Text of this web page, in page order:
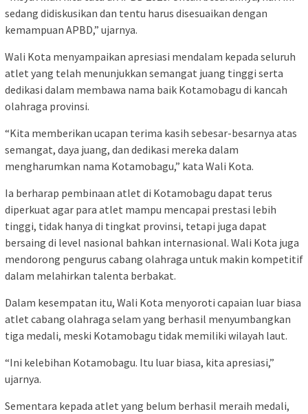
sedang didiskusikan dan tentu harus disesuaikan dengan
kemampuan APBD,” ujarnya.
Wali Kota menyampaikan apresiasi mendalam kepada seluruh
atlet yang telah menunjukkan semangat juang tinggi serta
dedikasi dalam membawa nama baik Kotamobagu di kancah
olahraga provinsi.
“Kita memberikan ucapan terima kasih sebesar-besarnya atas
semangat, daya juang, dan dedikasi mereka dalam
mengharumkan nama Kotamobagu,” kata Wali Kota.
Ia berharap pembinaan atlet di Kotamobagu dapat terus
diperkuat agar para atlet mampu mencapai prestasi lebih
tinggi, tidak hanya di tingkat provinsi, tetapi juga dapat
bersaing di level nasional bahkan internasional. Wali Kota juga
mendorong pengurus cabang olahraga untuk makin kompetitif
dalam melahirkan talenta berbakat.
Dalam kesempatan itu, Wali Kota menyoroti capaian luar biasa
atlet cabang olahraga selam yang berhasil menyumbangkan
tiga medali, meski Kotamobagu tidak memiliki wilayah laut.
“Ini kelebihan Kotamobagu. Itu luar biasa, kita apresiasi,”
ujarnya.
Sementara kepada atlet yang belum berhasil meraih medali,